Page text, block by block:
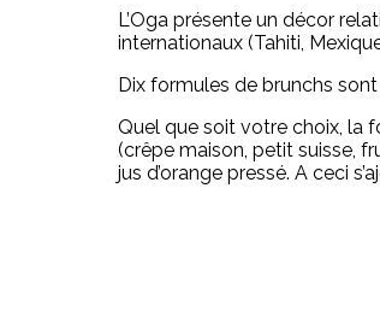
L’Oga présente un décor
internationaux (Tahiti,
Dix formules de brunchs
Quel que soit votre choix, la
(crêpe maison, petit suisse,
jus d’orange pressé. A ceci